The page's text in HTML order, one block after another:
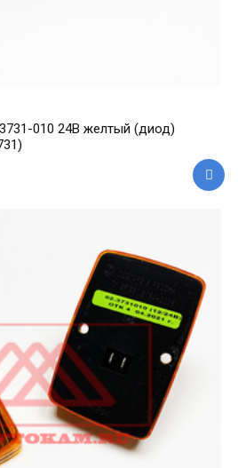
010 24В желтый (диод)